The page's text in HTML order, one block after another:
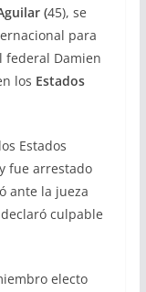
(45), se
para
federal Damien
los Estados
Estados
fue arrestado
ante la jueza
culpable
electo